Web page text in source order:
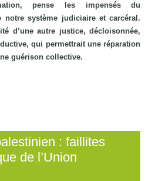
pense les impensés du
notre système judiciaire et carcéral.
d’une autre justice, décloisonnée,
qui permettrait une réparation
guérison collective.
: faillites
de l’Union